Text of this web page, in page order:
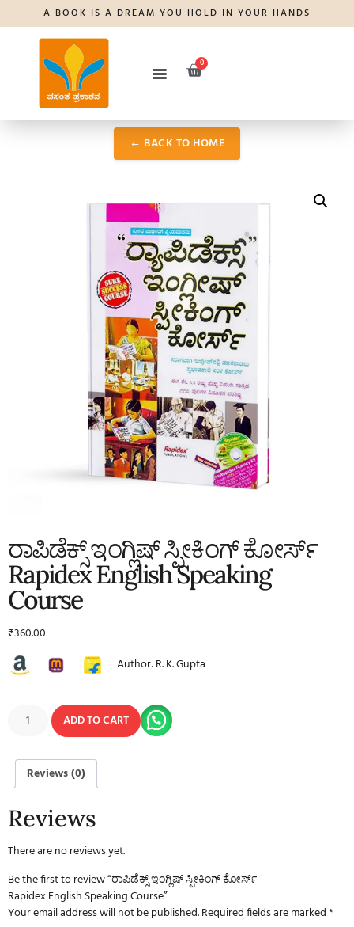
A BOOK IS A DREAM YOU HOLD IN YOUR HANDS
0
← BACK TO HOME
ರಾಪಿಡೆಕ್ಸ್ ಇಂಗ್ಲಿಷ್ ಸ್ಪೀಕಿಂಗ್ ಕೋರ್ಸ್
Rapidex English Speaking
Course
₹360.00
Author: R. K. Gupta
ADD TO CART
Reviews (0)
Reviews
There are no reviews yet.
Be the first to review “ರಾಪಿಡೆಕ್ಸ್ ಇಂಗ್ಲಿಷ್ ಸ್ಪೀಕಿಂಗ್ ಕೋರ್ಸ್
Rapidex English Speaking Course”
Your email address will not be published.Required fields are marked*